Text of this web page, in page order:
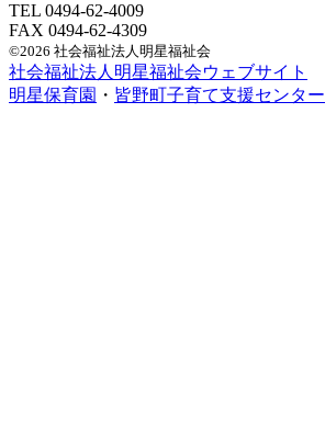
TEL 0494-62-4009
FAX 0494-62-4309
©2026 社会福祉法人明星福祉会
社会福祉法人明星福祉会ウェブサイト
明星保育園 ・ 皆野町子育て支援センター